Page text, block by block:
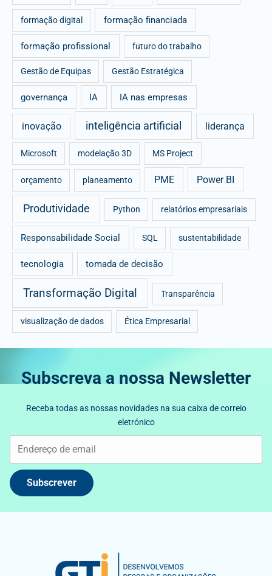
formação digital formação financiada
formação profissional futuro do trabalho
Gestão de Equipas Gestão Estratégica
governança IA IA nas empresas
inovação inteligência artificial liderança
Microsoft modelação 3D MS Project
orçamento planeamento PME Power BI
Produtividade Python relatórios empresariais
Responsabilidade Social SQL sustentabilidade
tecnologia tomada de decisão
Transformação Digital Transparência
visualização de dados Ética Empresarial
Subscreva a nossa Newsletter
Receba todas as nossas novidades na sua caixa de correio
eletrónico
Subscrever